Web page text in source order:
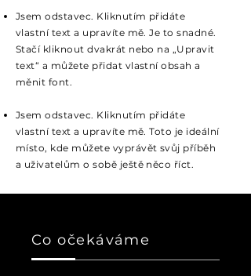
Jsem odstavec. Kliknutím přidáte
vlastní text a upravíte mě. Je to snadné.
Stačí kliknout dvakrát nebo na „Upravit
text“ a můžete přidat vlastní obsah a
měnit font.
Jsem odstavec. Kliknutím přidáte
vlastní text a upravíte mě. Toto je ideální
místo, kde můžete vyprávět svůj příběh
a uživatelům o sobě ještě něco říct.
Co očekáváme